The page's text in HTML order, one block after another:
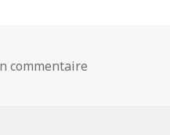
commentaire